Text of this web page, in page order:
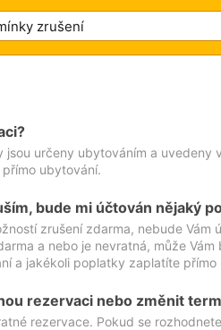
jsou určeny ubytováním a uvedeny
ubytování.
bude mi účtován nějaký
zrušení zdarma, nebude
a nebo je nevratná, může
a jakékoli poplatky zaplatíte přímo
rezervaci nebo změnit
rezervace. Pokud se